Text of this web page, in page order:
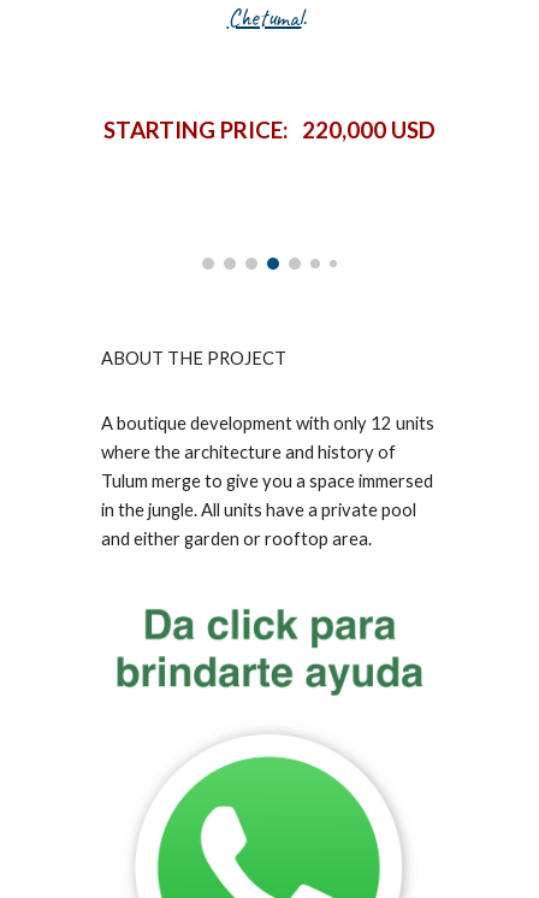
Chetumal.
STARTING PRICE: 220,000 USD
ABOUT THE PROJECT
A boutique development with only 12 units
where the architecture and history of
Tulum merge to give you a space immersed
in the jungle. All units have a private pool
and either garden or rooftop area.